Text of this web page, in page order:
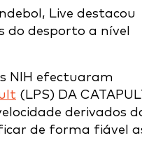
Live destacou
do desporto a nível
NIH efectuaram
(LPS) DA
derivados
de forma fiável